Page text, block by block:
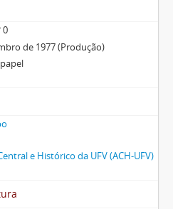
0
de 1977 (Produção)
e Histórico da UFV (ACH-UFV)